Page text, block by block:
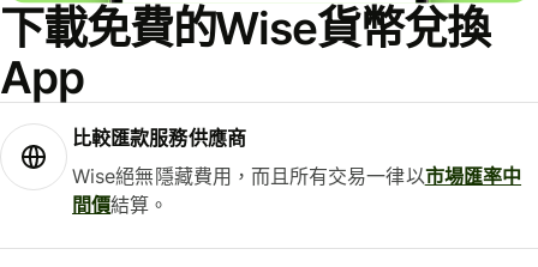
下載免費的Wise貨幣兌換
App
比較匯款服務供應商
Wise絕無隱藏費用，而且所有交易一律以市場匯率中
間價結算。